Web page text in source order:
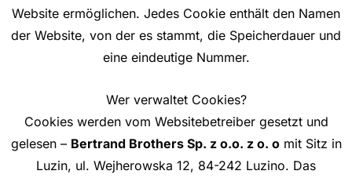
Website ermöglichen. Jedes Cookie enthält den Namen
der Website, von der es stammt, die Speicherdauer und
eine eindeutige Nummer.
Wer verwaltet Cookies?
Cookies werden vom Websitebetreiber gesetzt und
gelesen – Bertrand Brothers Sp. z o.o. z o. omit Sitz in
Luzin, ul. Wejherowska 12, 84-242 Luzino. Das